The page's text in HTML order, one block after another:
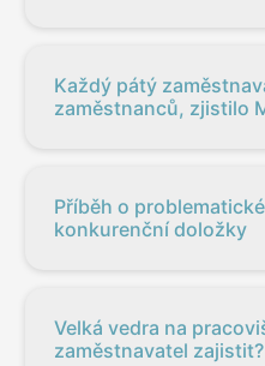
Každý pátý
zaměstnanců, zjistilo
Příběh o
konkurenční doložky
Velká vedra na
zaměstnavatel zajistit?